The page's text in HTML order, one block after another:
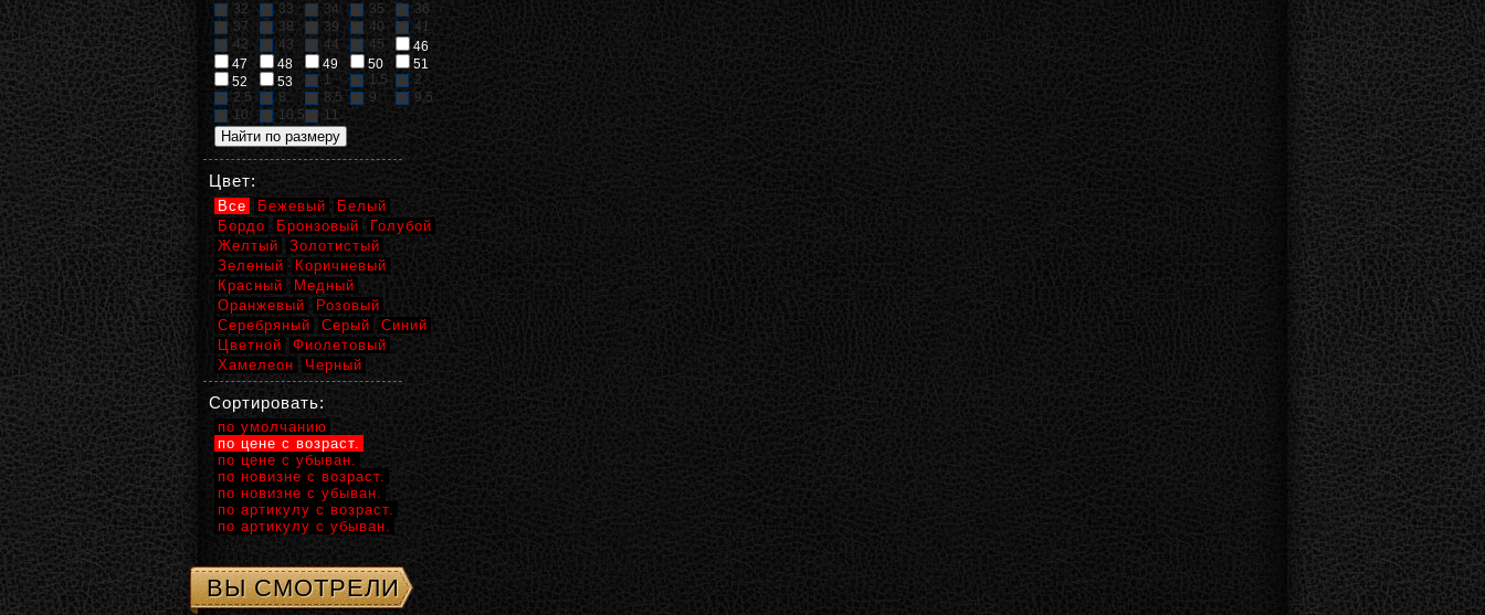
32 33 34 35
36
37
38 39 40
41
42
43 44 45
46
47
48 49 50
51
52
53 1 1,5
2
2,5
8 8,5 9
9,5
10
10,5 11
Цвет:
Все Бежевый
Белый
Бордо
Бронзовый
Голубой
Желтый
Золотистый
Зеленый
Коричневый
Красный
Медный
Оранжевый
Розовый
Серебряный
Серый
Синий
Цветной
Фиолетовый
Хамелеон
Черный
Сортировать:
по умолчанию
по цене с возраст.
по цене с убыван.
по новизне с возраст.
по новизне с убыван.
по артикулу с возраст.
по артикулу с убыван.
ВЫ СМОТРЕЛИ